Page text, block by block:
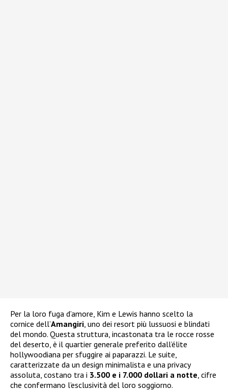
Per la loro fuga d’amore, Kim e Lewis hanno scelto la
cornice dell’Amangiri, uno dei resort più lussuosi e blindati
del mondo. Questa struttura, incastonata tra le rocce rosse
del deserto, è il quartier generale preferito dall’élite
hollywoodiana per sfuggire ai paparazzi. Le suite,
caratterizzate da un design minimalista e una privacy
assoluta, costano tra i 3.500 e i 7.000 dollari a notte, cifre
che confermano l’esclusività del loro soggiorno.